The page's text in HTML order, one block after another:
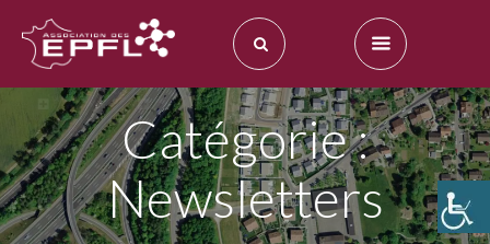
Catégorie :
Newsletters